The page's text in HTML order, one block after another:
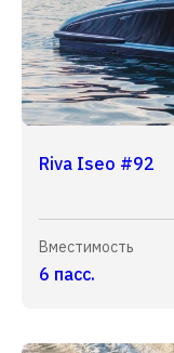
Riva Iseo #92
Вместимость
6 пасс.